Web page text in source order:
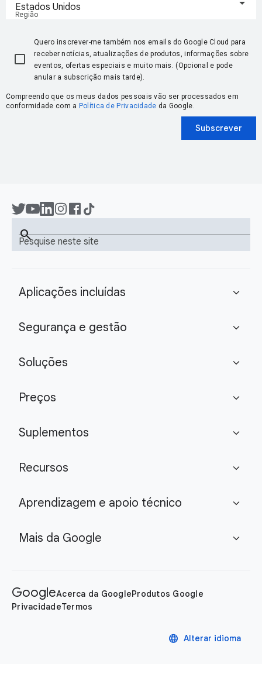
Região
Estados Unidos
Quero inscrever-me também nos emails do Google Cloud para
receber notícias, atualizações de produtos, informações sobre
eventos, ofertas especiais e muito mais. (Opcional e pode
anular a subscrição mais tarde).
Compreendo que os meus dados pessoais vão ser processados em
conformidade com a Política de Privacidade da Google.
Subscrever
Pesquise neste site
search
Aplicações incluídas expand_more
Segurança e gestão expand_more
Soluções expand_more
Preços expand_more
Suplementos expand_more
Recursos expand_more
Aprendizagem e apoio técnico expand_more
Mais da Google expand_more
GoogleAcerca da GoogleProdutos Google
PrivacidadeTermos
language Alterar idioma